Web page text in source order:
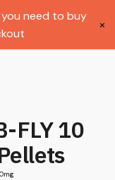
FLY 10
you need to buy ×